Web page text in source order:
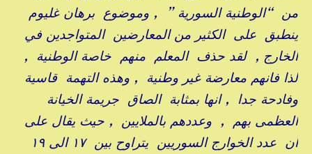
من “الوطنية السورية ” , وموضوع برهان غليوم
ينطبق على الكثير من المعارضين المتواجدين في
الخارج , لقد حذف المعلم منهم خاصة الوطنية ,
لذا فانهم معارضة غير وطنية , وهذه التهمة قاسية
وفادحة جدا , انها بمثابة الصاق جريمة الخيانة
العظمى بهم , وعددهم بالملايين , حيث يقال على
أن عدد الخوارج السوريين يتراوح بين ١٧ الى ١٩